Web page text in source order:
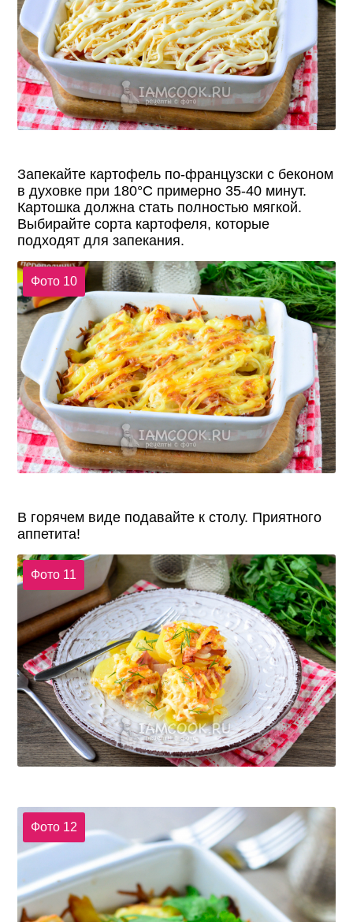
Запекайте картофель по-французски с беконом
в духовке при 180°С примерно 35-40 минут.
Картошка должна стать полностью мягкой.
Выбирайте сорта картофеля, которые
подходят для запекания.
Фото 10
В горячем виде подавайте к столу. Приятного
аппетита!
Фото 11
Фото 12